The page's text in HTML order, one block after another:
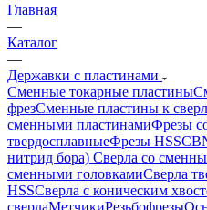
Главная
—
Каталог
—
Державки с пластинами
Сменные токарные пластины
фрезСменные пластины к
сменными пластинамиФрезы
твердосплавныеФрезы HSS
нитрид бора) Сверла со
сменными головкамиСверла
HSSСверла с коническим
сверлаМетчикиРезьбофрезы